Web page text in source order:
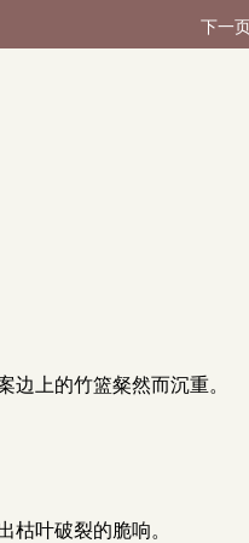
下一页
上的竹篮粲然而沉重。
叶破裂的脆响。